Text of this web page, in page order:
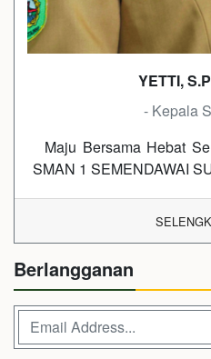
YETTI,
- Kepala
Maju Bersama Hebat
SMAN 1 SEMENDAWAI
Berlangganan